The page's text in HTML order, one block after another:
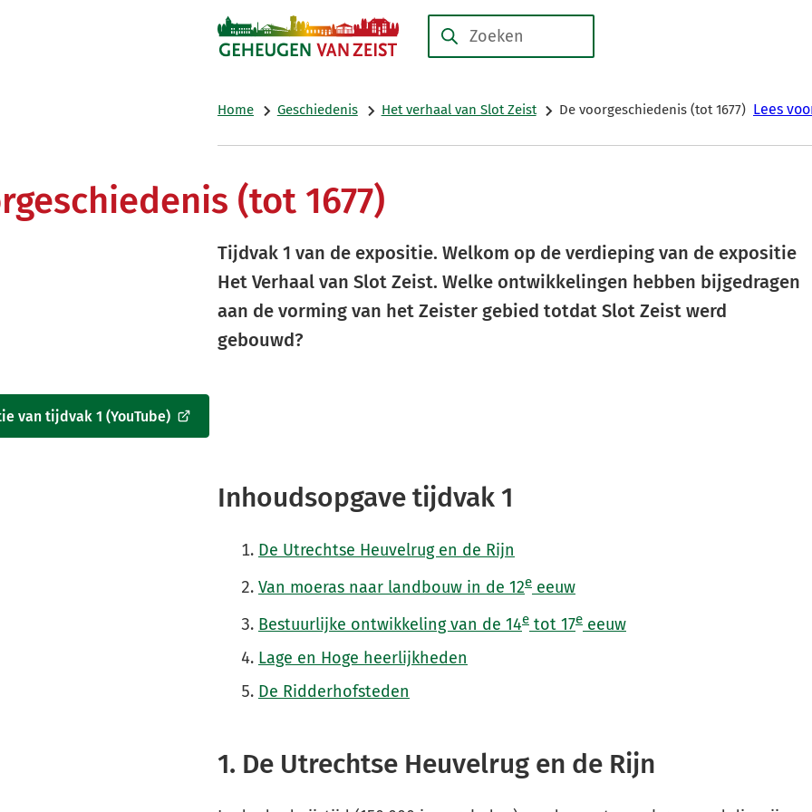
Collecties
Zoeken
Home Geschiedenis Het verhaal van Slot Zeist De voorgeschiedenis (tot 1677) Lees
(tot 1677)
Tijdvak 1 van de expositie. Welkom op de verdieping van de expositie
Het Verhaal van Slot Zeist. Welke ontwikkelingen hebben bijgedragen
aan de vorming van het Zeister gebied totdat Slot Zeist werd
gebouwd?
van tijdvak 1 (YouTube)
Inhoudsopgave tijdvak 1
De Utrechtse Heuvelrug en de Rijn
Van moeras naar landbouw in de 12e eeuw
Bestuurlijke ontwikkeling van de 14e tot 17e eeuw
Lage en Hoge heerlijkheden
De Ridderhofsteden
1. De Utrechtse Heuvelrug en de Rijn